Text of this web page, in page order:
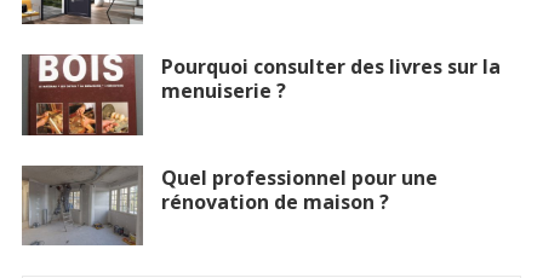
Pourquoi consulter des livres sur la
menuiserie ?
Quel professionnel pour une
rénovation de maison ?